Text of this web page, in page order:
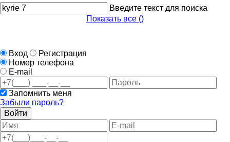
Введите текст для поиска
Показать все ()
Вход
Регистрация
Номер телефона
E-mail
Запомнить меня
Забыли пароль?
Войти